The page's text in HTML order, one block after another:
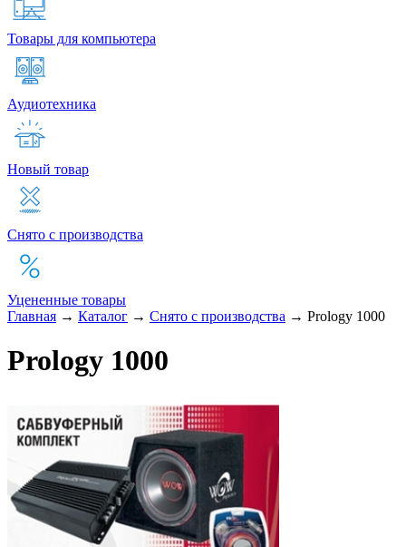
Товары для компьютера
Аудиотехника
Новый товар
Снято с производства
Уцененные товары
Главная → Каталог → Снято с производства → Prology 1000
Prology 1000